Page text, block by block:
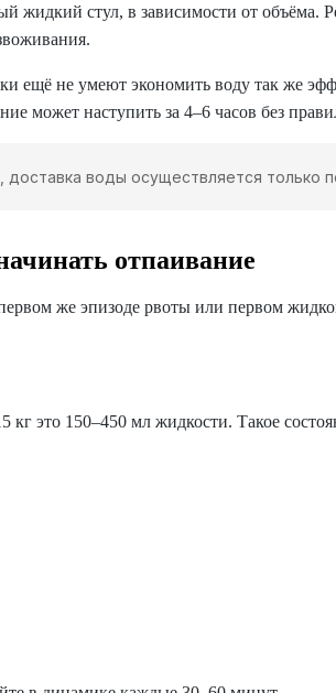
стул, в зависимости от объёма.
ещё не умеют экономить воду так же
может наступить за 4–6 часов без
воды осуществляется только
отпаивание
же эпизоде рвоты или первом
это 150–450 мл жидкости. Такое